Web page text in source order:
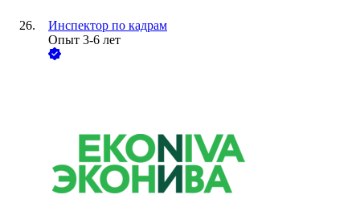
Инспектор по кадрам
Опыт 3-6 лет